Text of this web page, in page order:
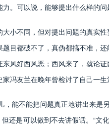
。可以说，能够提出什么样的
不同，但对提出问题的真实
目都破不了，真伪都搞不准，
风好西风恶；西风来了，就论
冯友兰在晚年曾检讨了自己一
能不能把问题真正地讲出来是
还是可以做到不去讲假话。“